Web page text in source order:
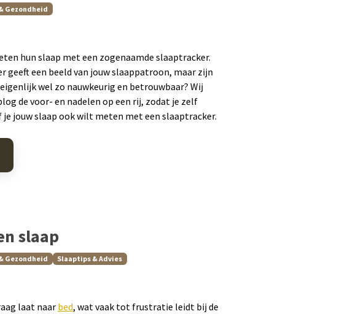
Gezondheid
hun slaap met een zogenaamde slaaptracker.
geeft een beeld van jouw slaappatroon, maar zijn
wel zo nauwkeurig en betrouwbaar? Wij
de voor- en nadelen op een rij, zodat je zelf
jouw slaap ook wilt meten met een slaaptracker.
slaap
Gezondheid Slaaptips & Advies
laat naar bed, wat vaak tot frustratie leidt bij de